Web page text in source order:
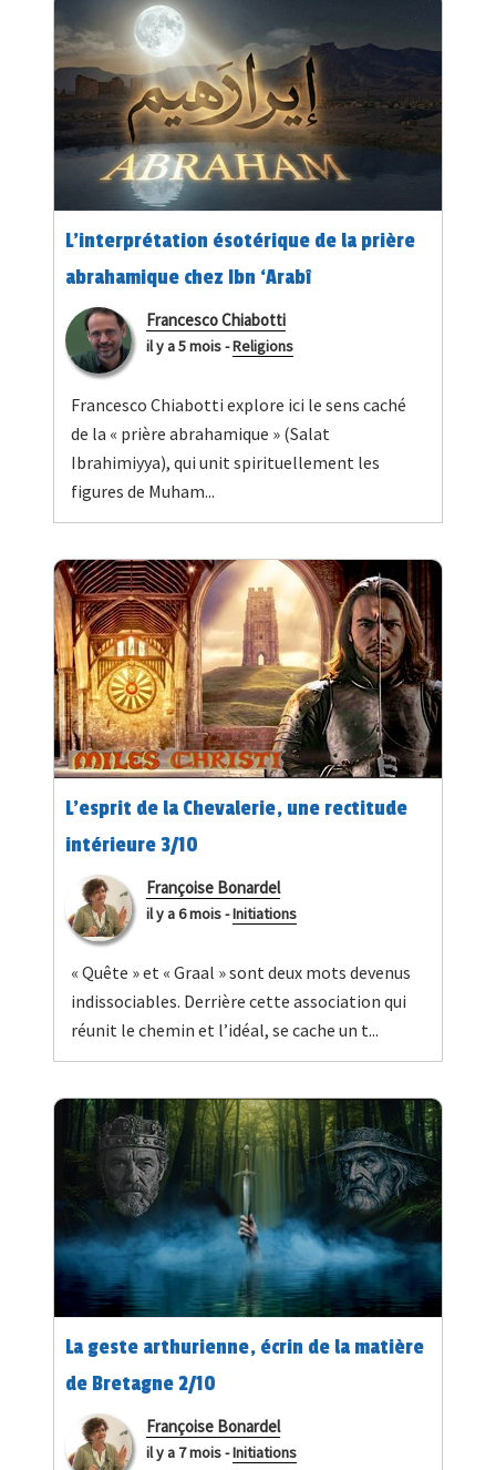
L’interprétation ésotérique de la prière
abrahamique chez Ibn ‘Arabî
Francesco Chiabotti
il y a 5 mois-Religions
Francesco Chiabotti explore ici le sens caché
de la « prière abrahamique » (Salat
Ibrahimiyya), qui unit spirituellement les
figures de Muham...
L’esprit de la Chevalerie, une rectitude
intérieure 3/10
Françoise Bonardel
il y a 6 mois-Initiations
« Quête » et « Graal » sont deux mots devenus
indissociables. Derrière cette association qui
réunit le chemin et l’idéal, se cache un t...
La geste arthurienne, écrin de la matière
de Bretagne 2/10
Françoise Bonardel
il y a 7 mois-Initiations